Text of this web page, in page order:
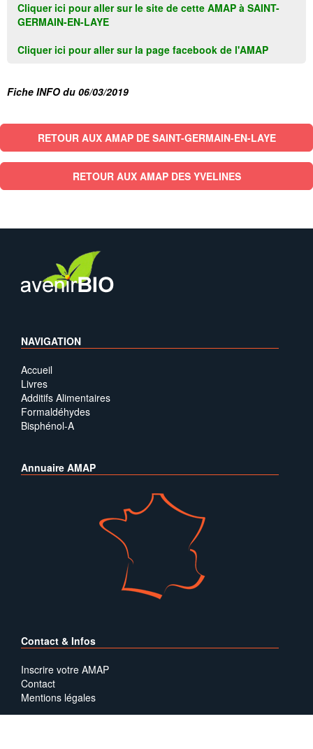
Cliquer ici pour aller sur le site de cette AMAP à SAINT-
GERMAIN-EN-LAYE
Cliquer ici pour aller sur la page facebook de l'AMAP
Fiche INFO du 06/03/2019
RETOUR AUX AMAP DE SAINT-GERMAIN-EN-LAYE
RETOUR AUX AMAP DES YVELINES
NAVIGATION
Accueil
Livres
Additifs Alimentaires
Formaldéhydes
Bisphénol-A
Annuaire AMAP
Contact & Infos
Inscrire votre AMAP
Contact
Mentions légales